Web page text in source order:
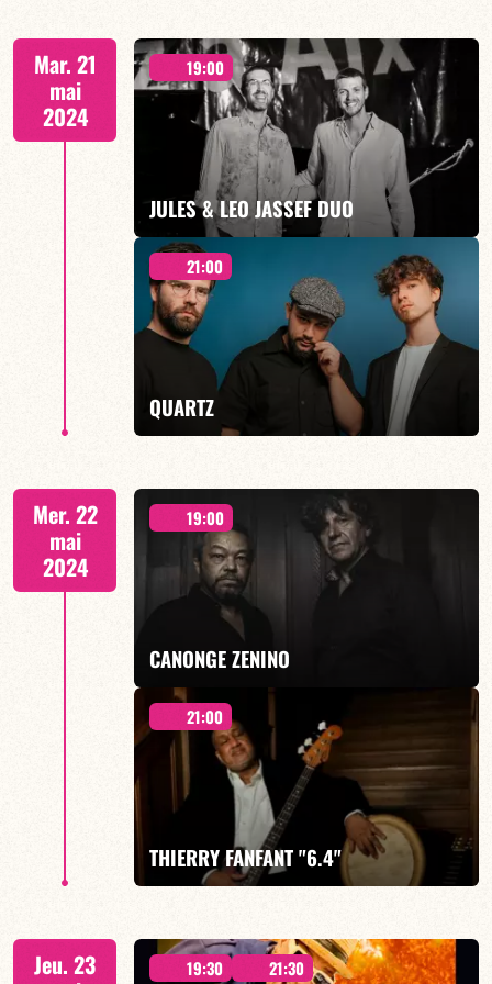
AUTOUR DU JAZZ CARIBEEN - 21h00
EN SAVOIR PLUS
Mar. 21
mai
2024
19:00
JULES & LEO JASSEF DUO
CONCERT A 19h00
21:00
QUARTZ
Mer. 22
mai
2024
19:00
CANONGE ZENINO
Duo Jazz - 19h00
21:00
THIERRY FANFANT "6.4"
CONCERT A 21h00
Jeu. 23
19:30 21:30